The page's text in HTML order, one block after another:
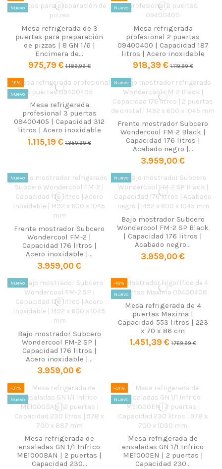
Nuevo
Mesa refrigerada de 3
puertas para preparación
de pizzas | 8 GN 1/6 |
Encimera de...
975,79 € 1.189,99 €
Nuevo
Mesa refrigerada
profesional 2 puertas
09400400 | Capacidad 187
litros | Acero inoxidable
918,39 € 1.119,99 €
-18%
Nuevo
Mesa refrigerada
profesional 3 puertas
09400405 | Capacidad 312
litros | Acero inoxidable
1.115,19 € 1.359,99 €
Nuevo
Frente mostrador Subcero
Wondercool FM-2 Black |
Capacidad 176 litros |
Acabado negro |...
3.959,00 €
Nuevo
Frente mostrador Subcero
Wondercool FM-2 |
Capacidad 176 litros |
Acero inoxidable |...
3.959,00 €
Nuevo
Bajo mostrador Subcero
Wondercool FM-2 SP Black
| Capacidad 176 litros |
Acabado negro...
3.959,00 €
Nuevo
Bajo mostrador Subcero
Wondercool FM-2 SP |
Capacidad 176 litros |
Acero inoxidable |...
3.959,00 €
-18%
Nuevo
Mesa refrigerada de 4
puertas Maxima |
Capacidad 553 litros | 223
x 70 x 86 cm
1.451,39 € 1.769,99 €
-31%
Nuevo
Mesa refrigerada de
ensaladas GN 1/1 Infrico
ME1000BAN | 2 puertas |
Capacidad 230...
-31%
Nuevo
Mesa refrigerada de
ensaladas GN 1/1 Infrico
ME1000EN | 2 puertas |
Capacidad 230...